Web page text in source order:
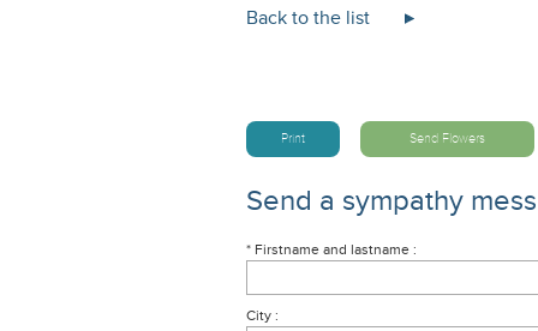
Back to the list
Print Send Flowers
Send a sympathy
* Firstname and lastname :
City :